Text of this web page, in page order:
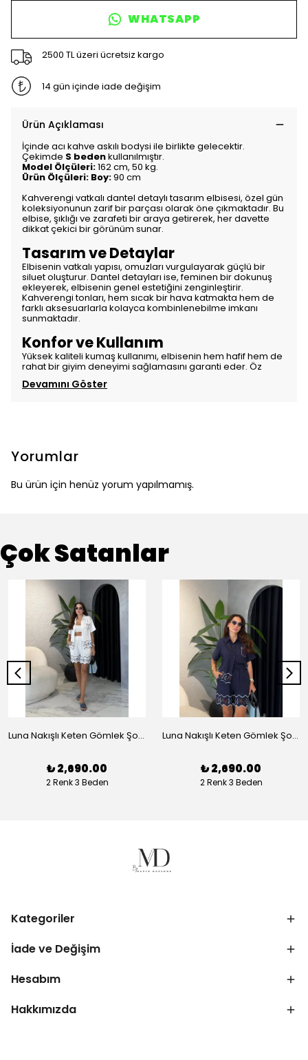
WHATSAPP
2500 TL üzeri ücretsiz kargo
14 gün içinde iade değişim
Ürün Açıklaması
İçinde acı kahve askılı bodysi ile birlikte gelecektir.
Çekimde S bedenkullanılmıştır.
Model Ölçüleri:162 cm, 50 kg.
Ürün Ölçüleri: Boy:90 cm
Kahverengi vatkalı dantel detaylı tasarım elbisesi, özel gün
koleksiyonunun zarif bir parçası olarak öne çıkmaktadır. Bu
elbise, şıklığı ve zarafeti bir araya getirerek, her davette
dikkat çekici bir görünüm sunar.
Tasarım ve Detaylar
Elbisenin vatkalı yapısı, omuzları vurgulayarak güçlü bir
siluet oluşturur. Dantel detayları ise, feminen bir dokunuş
ekleyerek, elbisenin genel estetiğini zenginleştirir.
Kahverengi tonları, hem sıcak bir hava katmakta hem de
farklı aksesuarlarla kolayca kombinlenebilme imkanı
sunmaktadır.
Konfor ve Kullanım
Yüksek kaliteli kumaş kullanımı, elbisenin hem hafif hem de
rahat bir giyim deneyimi sağlamasını garanti eder. Öz
Devamını Göster
Yorumlar
Bu ürün için henüz yorum yapılmamış.
Çok Satanlar
Luna Nakışlı Keten Gömlek Şort Takım - Beyaz
₺ 2,690.00
2 Renk 3 Beden
Luna Nakışlı Keten Gömlek Şort Takım - Lacivert
₺ 2,690.00
2 Renk 3 Beden
Kategoriler
İade ve Değişim
Hesabım
Hakkımızda